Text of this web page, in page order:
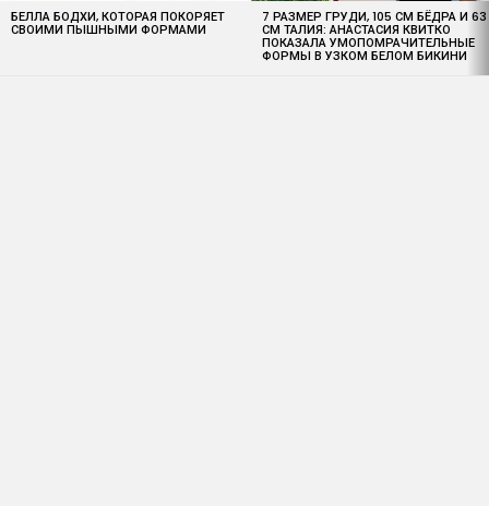
БЕЛЛА БОДХИ, КОТОРАЯ ПОКОРЯЕТ
СВОИМИ ПЫШНЫМИ ФОРМАМИ
7 РАЗМЕР ГРУДИ, 105 СМ БЁДРА И 63
СМ ТАЛИЯ: АНАСТАСИЯ КВИТКО
ПОКАЗАЛА УМОПОМРАЧИТЕЛЬНЫЕ
ФОРМЫ В УЗКОМ БЕЛОМ БИКИНИ